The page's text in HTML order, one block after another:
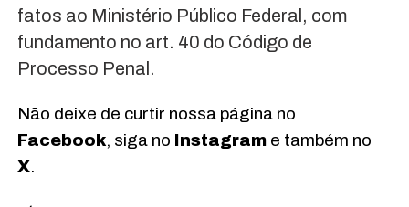
fatos ao Ministério Público Federal, com
fundamento no art. 40 do Código de
Processo Penal.
Não deixe de curtir nossa página no
Facebook, siga no Instagrame também no
X.